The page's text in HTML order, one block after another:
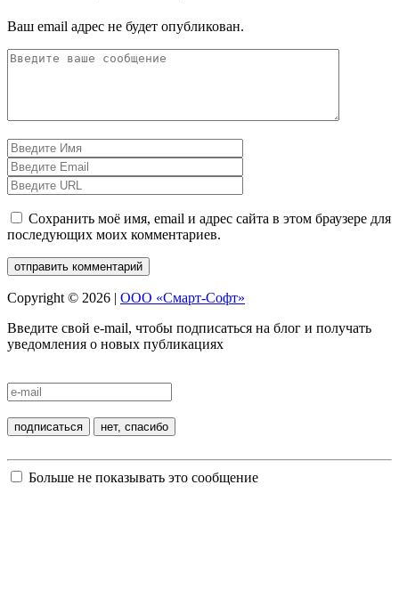
Ваш email адрес не будет опубликован.
Сохранить моё имя, email и адрес сайта в этом браузере для
последующих моих комментариев.
Copyright © 2026 | ООО «Смарт-Софт»
Введите свой e-mail, чтобы подписаться на блог и получать
уведомления о новых публикациях
Больше не показывать это сообщение